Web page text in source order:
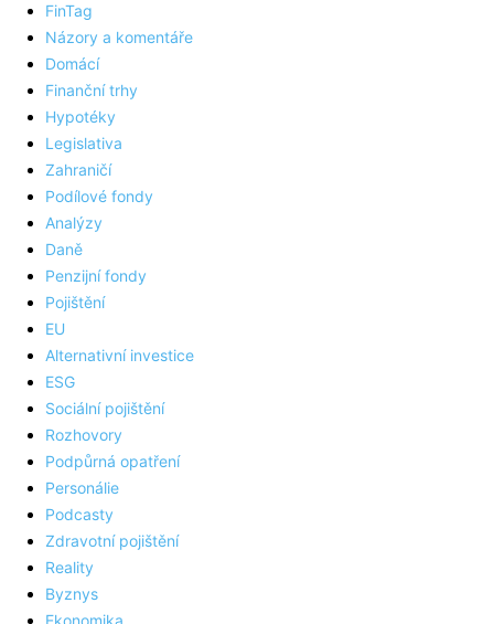
FinTag
Názory a komentáře
Domácí
Finanční trhy
Hypotéky
Legislativa
Zahraničí
Podílové fondy
Analýzy
Daně
Penzijní fondy
Pojištění
EU
Alternativní investice
ESG
Sociální pojištění
Rozhovory
Podpůrná opatření
Personálie
Podcasty
Zdravotní pojištění
Reality
Byznys